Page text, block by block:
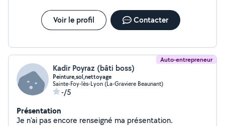
Voir le profil Contacter
Auto-entrepreneur
Kadir Poyraz (bâti boss)
Peinture,sol,nettoyage
Sainte-Foy-lès-Lyon (La-Graviere Beaunant)
-/5
Présentation
Je n'ai pas encore renseigné ma présentation.